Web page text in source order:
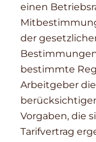
einen
der
bestimmte
Arbeitgeber
Vorgaben, die
Tarifvertrag